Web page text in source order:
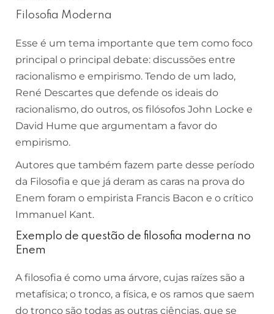
Filosofia Moderna
Esse é um tema importante que tem como foco
principal o principal debate: discussões entre
racionalismo e empirismo. Tendo de um lado,
René Descartes que defende os ideais do
racionalismo, do outros, os filósofos John Locke e
David Hume que argumentam a favor do
empirismo.
Autores que também fazem parte desse período
da Filosofia e que já deram as caras na prova do
Enem foram o empirista Francis Bacon e o crítico
Immanuel Kant.
Exemplo de questão de filosofia moderna no
Enem
A filosofia é como uma árvore, cujas raízes são a
metafísica; o tronco, a física, e os ramos que saem
do tronco são todas as outras ciências, que se